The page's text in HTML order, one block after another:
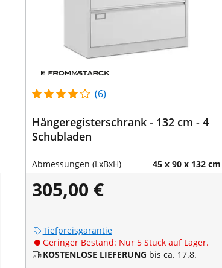
(6)
Hängeregisterschrank - 132 cm - 4
Schubladen
Abmessungen (LxBxH) 45 x 90 x 132 cm
305,00 €
Tiefpreisgarantie
Geringer Bestand: Nur 5 Stück auf Lager.
KOSTENLOSE LIEFERUNG bis ca. 17.8.